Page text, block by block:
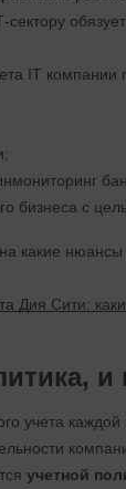
IT компании
бизнеса с
какие
Дия Сити:
учета
учетной